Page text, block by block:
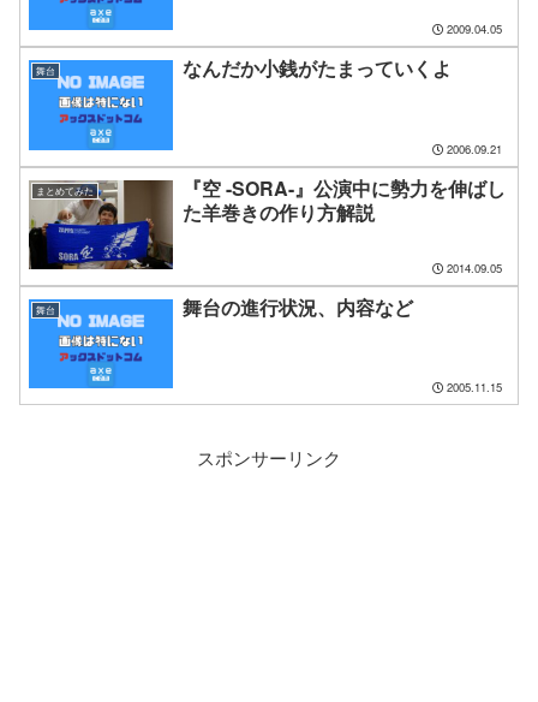
2009.04.05
舞台 なんだか小銭がたまっていくよ
2006.09.21
まとめてみた
『空 -SORA-』公演中に勢力を伸ばし
た羊巻きの作り方解説
2014.09.05
舞台 舞台の進行状況、内容など
2005.11.15
スポンサーリンク